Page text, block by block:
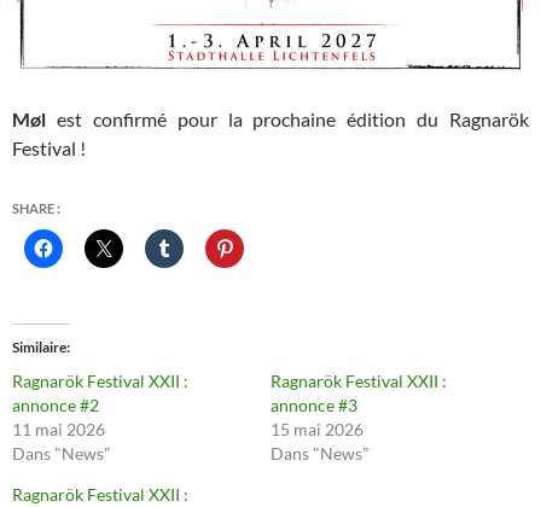
Møl est confirmé pour la prochaine édition du Ragnarök
Festival !
SHARE :
Similaire
Ragnarök Festival XXII :
annonce #2
11 mai 2026
Dans "News"
Ragnarök Festival XXII :
annonce #3
15 mai 2026
Dans "News"
Ragnarök Festival XXII :